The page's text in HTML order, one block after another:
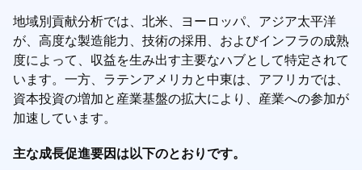
地域別貢献分析では、北米、ヨーロッパ、アジア太平洋
が、高度な製造能力、技術の採用、およびインフラの成熟
度によって、収益を生み出す主要なハブとして特定されて
います。一方、ラテンアメリカと中東は、アフリカでは、
資本投資の増加と産業基盤の拡大により、産業への参加が
加速しています。
主な成長促進要因は以下のとおりです。